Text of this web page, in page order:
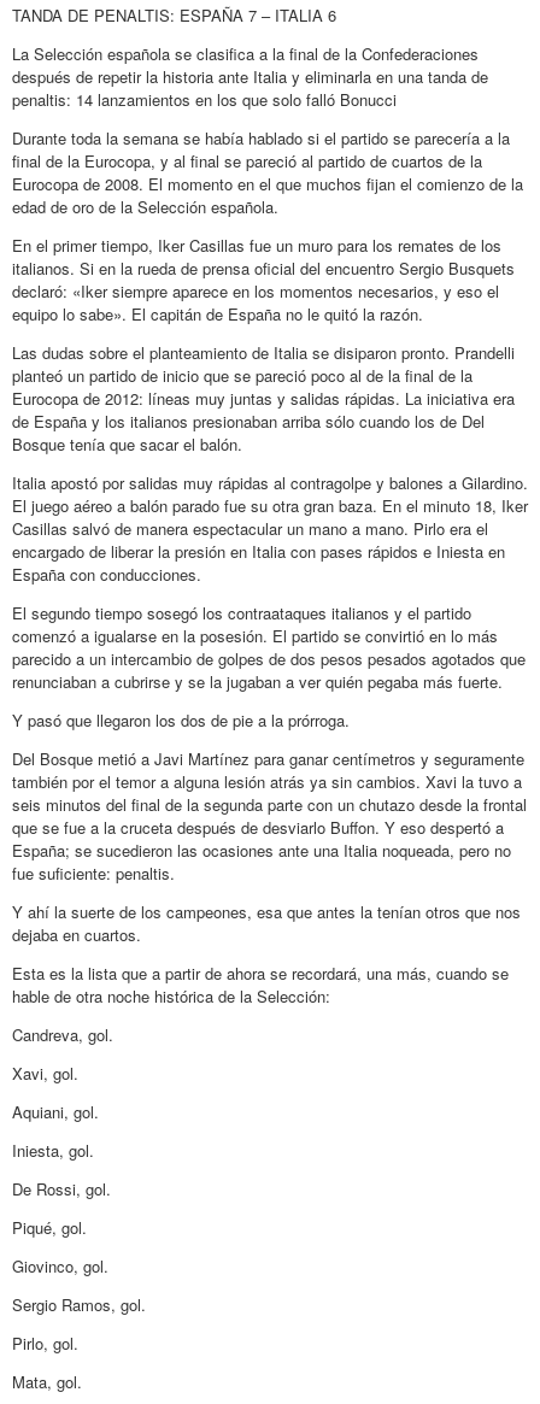
TANDA DE PENALTIS: ESPAÑA 7 – ITALIA 6
La Selección española se clasifica a la final de la Confederaciones
después de repetir la historia ante Italia y eliminarla en una tanda de
penaltis: 14 lanzamientos en los que solo falló Bonucci
Durante toda la semana se había hablado si el partido se parecería a la
final de la Eurocopa, y al final se pareció al partido de cuartos de la
Eurocopa de 2008. El momento en el que muchos fijan el comienzo de la
edad de oro de la Selección española.
En el primer tiempo, Iker Casillas fue un muro para los remates de los
italianos. Si en la rueda de prensa oficial del encuentro Sergio Busquets
declaró: «Iker siempre aparece en los momentos necesarios, y eso el
equipo lo sabe». El capitán de España no le quitó la razón.
Las dudas sobre el planteamiento de Italia se disiparon pronto. Prandelli
planteó un partido de inicio que se pareció poco al de la final de la
Eurocopa de 2012: líneas muy juntas y salidas rápidas. La iniciativa era
de España y los italianos presionaban arriba sólo cuando los de Del
Bosque tenía que sacar el balón.
Italia apostó por salidas muy rápidas al contragolpe y balones a Gilardino.
El juego aéreo a balón parado fue su otra gran baza. En el minuto 18, Iker
Casillas salvó de manera espectacular un mano a mano. Pirlo era el
encargado de liberar la presión en Italia con pases rápidos e Iniesta en
España con conducciones.
El segundo tiempo sosegó los contraataques italianos y el partido
comenzó a igualarse en la posesión. El partido se convirtió en lo más
parecido a un intercambio de golpes de dos pesos pesados agotados que
renunciaban a cubrirse y se la jugaban a ver quién pegaba más fuerte.
Y pasó que llegaron los dos de pie a la prórroga.
Del Bosque metió a Javi Martínez para ganar centímetros y seguramente
también por el temor a alguna lesión atrás ya sin cambios. Xavi la tuvo a
seis minutos del final de la segunda parte con un chutazo desde la frontal
que se fue a la cruceta después de desviarlo Buffon. Y eso despertó a
España; se sucedieron las ocasiones ante una Italia noqueada, pero no
fue suficiente: penaltis.
Y ahí la suerte de los campeones, esa que antes la tenían otros que nos
dejaba en cuartos.
Esta es la lista que a partir de ahora se recordará, una más, cuando se
hable de otra noche histórica de la Selección:
Candreva, gol.
Xavi, gol.
Aquiani, gol.
Iniesta, gol.
De Rossi, gol.
Piqué, gol.
Giovinco, gol.
Sergio Ramos, gol.
Pirlo, gol.
Mata, gol.